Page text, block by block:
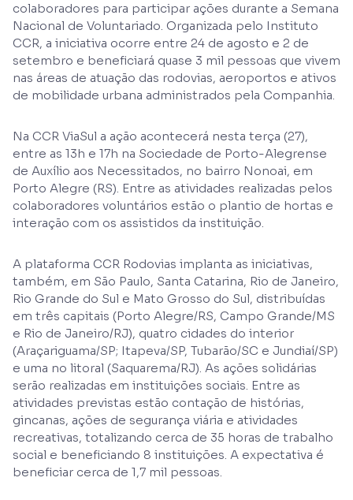
colaboradores para participar ações durante a Semana
Nacional de Voluntariado. Organizada pelo Instituto
CCR, a iniciativa ocorre entre 24 de agosto e 2 de
setembro e beneficiará quase 3 mil pessoas que vivem
nas áreas de atuação das rodovias, aeroportos e ativos
de mobilidade urbana administrados pela Companhia.
Na CCR ViaSul a ação acontecerá nesta terça (27),
entre as 13h e 17h na Sociedade de Porto-Alegrense
de Auxílio aos Necessitados, no bairro Nonoai, em
Porto Alegre (RS). Entre as atividades realizadas pelos
colaboradores voluntários estão o plantio de hortas e
interação com os assistidos da instituição.
A plataforma CCR Rodovias implanta as iniciativas,
também, em São Paulo, Santa Catarina, Rio de Janeiro,
Rio Grande do Sul e Mato Grosso do Sul, distribuídas
em três capitais (Porto Alegre/RS, Campo Grande/MS
e Rio de Janeiro/RJ), quatro cidades do interior
(Araçariguama/SP; Itapeva/SP, Tubarão/SC e Jundiaí/SP)
e uma no litoral (Saquarema/RJ). As ações solidárias
serão realizadas em instituições sociais. Entre as
atividades previstas estão contação de histórias,
gincanas, ações de segurança viária e atividades
recreativas, totalizando cerca de 35 horas de trabalho
social e beneficiando 8 instituições. A expectativa é
beneficiar cerca de 1,7 mil pessoas.